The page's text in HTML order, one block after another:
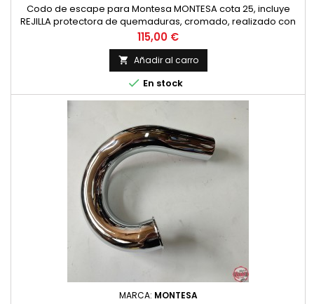
Codo de escape para Montesa MONTESA cota 25, incluye
REJILLA protectora de quemaduras, cromado, realizado con
la mejor calidad. NUEVO
Precio
115,00 €
 Añadir al carro
 En stock
MARCA: MONTESA